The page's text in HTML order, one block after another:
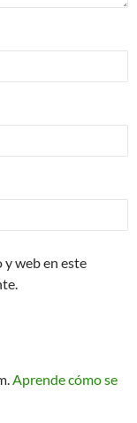
web en este
Aprende cómo se